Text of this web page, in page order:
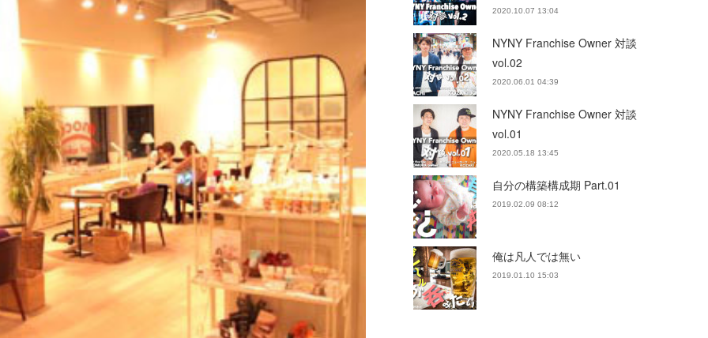
2020.10.07 13:04
NYNY Franchise Owner 対談
vol.02
2020.06.01 04:39
NYNY Franchise Owner 対談
vol.01
2020.05.18 13:45
自分の構築構成期 Part.01
2019.02.09 08:12
俺は凡人では無い
2019.01.10 15:03